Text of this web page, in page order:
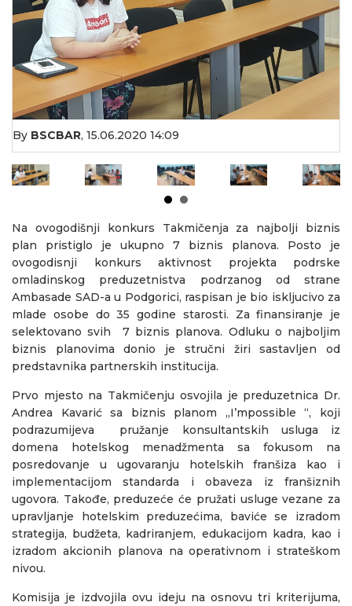
By BSCBAR, 15.06.2020 14:09
Na ovogodišnji konkurs Takmičenja za najbolji biznis
plan pristiglo je ukupno 7 biznis planova. Posto je
ovogodisnji konkurs aktivnost projekta podrske
omladinskog preduzetnistva podrzanog od strane
Ambasade SAD-a u Podgorici, raspisan je bio iskljucivo za
mlade osobe do 35 godine starosti. Za finansiranje je
selektovano svih 7 biznis planova. Оdluku o najboljim
biznis planovima donio je stručni žiri sastavljen od
predstavnika partnerskih institucija.
Prvo mjesto na Takmičenju osvojila je preduzetnica Dr.
Andrea Kavarić sa biznis planom „I’mpossible “, koji
podrazumijeva pružanje konsultantskih usluga iz
domena hotelskog menadžmenta sa fokusom na
posredovanje u ugovaranju hotelskih franšiza kao i
implementacijom standarda i obaveza iz franšiznih
ugovora. Takođe, preduzeće će pružati usluge vezane za
upravljanje hotelskim preduzećima, baviće se izradom
strategija, budžeta, kadriranjem, edukacijom kadra, kao i
izradom akcionih planova na operativnom i strateškom
nivou.
Komisija je izdvojila ovu ideju na osnovu tri kriterijuma,